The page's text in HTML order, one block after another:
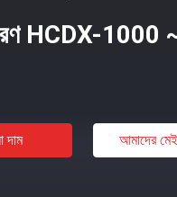
HCDX-1000
দাম আমাদের